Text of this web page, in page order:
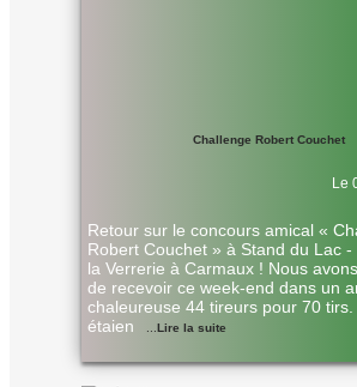
Challenge Robert Couchet
Le
Retour sur le concours amical «
Robert Couchet » à Stand du Lac
la Verrerie à Carmaux ! Nous
de recevoir ce week-end dans un
chaleureuse 44 tireurs pour 70
étaien
... Lire la suite